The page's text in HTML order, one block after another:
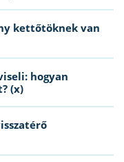
kettőtöknek van
hogyan
(x)